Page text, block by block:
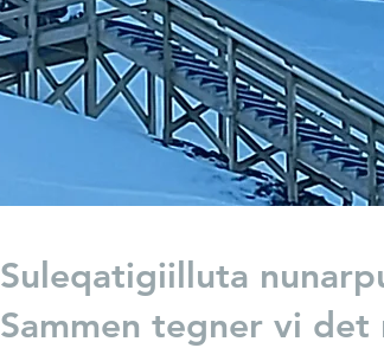
Suleqatigiilluta
Sammen tegner vi det